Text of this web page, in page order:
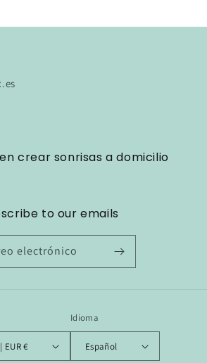
crear sonrisas a domicilio
to our emails
electrónico
España | EUR €
Idioma
Español